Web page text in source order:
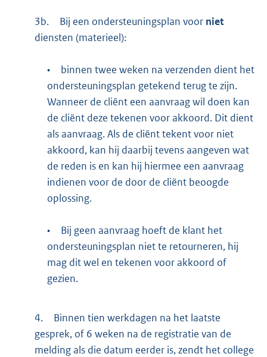
3b. Bij een ondersteuningsplan voor niet
diensten (materieel):
•
binnen twee weken na verzenden dient het
ondersteuningsplan getekend terug te zijn.
Wanneer de cliënt een aanvraag wil doen kan
de cliënt deze tekenen voor akkoord. Dit dient
als aanvraag. Als de cliënt tekent voor niet
akkoord, kan hij daarbij tevens aangeven wat
de reden is en kan hij hiermee een aanvraag
indienen voor de door de cliënt beoogde
oplossing.
•
Bij geen aanvraag hoeft de klant het
ondersteuningsplan niet te retourneren, hij
mag dit wel en tekenen voor akkoord of
gezien.
4.
Binnen tien werkdagen na het laatste
gesprek, of 6 weken na de registratie van de
melding als die datum eerder is, zendt het college